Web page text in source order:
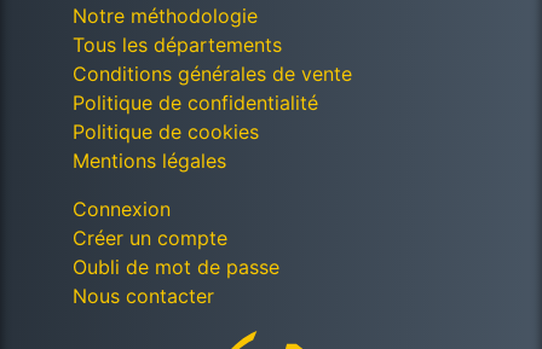
Notre méthodologie
Tous les départements
Conditions générales de vente
Politique de confidentialité
Politique de cookies
Mentions légales
Connexion
Créer un compte
Oubli de mot de passe
Nous contacter